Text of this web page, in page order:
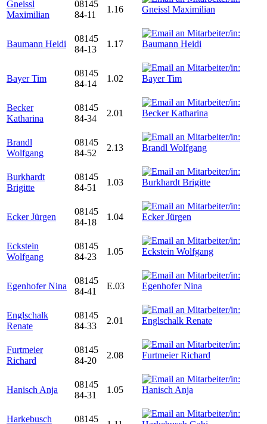
Gneissl
Maximilian
08145
84-11
1.16
Baumann Heidi
08145
84-13
1.17
Bayer Tim
08145
84-14
1.02
Becker
Katharina
08145
84-34
2.01
Brandl
Wolfgang
08145
84-52
2.13
Burkhardt
Brigitte
08145
84-51
1.03
Ecker Jürgen
08145
84-18
1.04
Eckstein
Wolfgang
08145
84-23
1.05
Egenhofer Nina
08145
84-41
E.03
Englschalk
Renate
08145
84-33
2.01
Furtmeier
Richard
08145
84-20
2.08
Hanisch Anja
08145
84-31
1.05
Harkebusch
08145